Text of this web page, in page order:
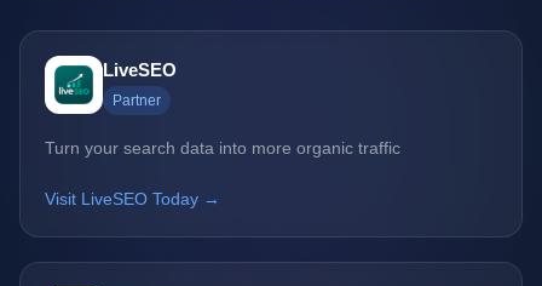
LiveSEO
Partner
Turn your search data into more organic traffic
Visit LiveSEO Today →